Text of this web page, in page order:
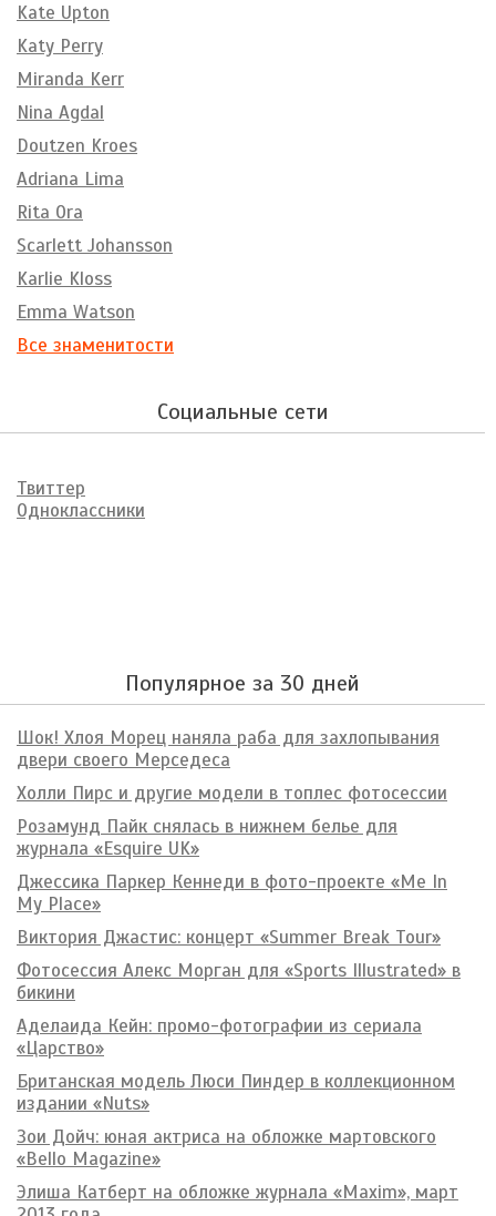
Kate Upton
Katy Perry
Miranda Kerr
Nina Agdal
Doutzen Kroes
Adriana Lima
Rita Ora
Scarlett Johansson
Karlie Kloss
Emma Watson
Все знаменитости
Социальные сети
Твиттер
Одноклассники
Популярное за 30 дней
Шок! Хлоя Морец наняла раба для захлопывания
двери своего Мерседеса
Холли Пирс и другие модели в топлес фотосессии
Розамунд Пайк снялась в нижнем белье для
журнала «Esquire UK»
Джессика Паркер Кеннеди в фото-проекте «Me In
My Place»
Виктория Джастис: концерт «Summer Break Tour»
Фотосессия Алекс Морган для «Sports Illustrated» в
бикини
Аделаида Кейн: промо-фотографии из сериала
«Царство»
Британская модель Люси Пиндер в коллекционном
издании «Nuts»
Зои Дойч: юная актриса на обложке мартовского
«Bello Magazine»
Элиша Катберт на обложке журнала «Maxim», март